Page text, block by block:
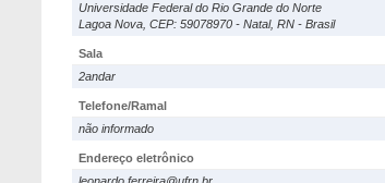
Universidade Federal do Rio Grande do Norte
Lagoa Nova, CEP: 59078970 - Natal, RN - Brasil
Sala
2andar
Telefone/Ramal
não informado
Endereço eletrônico